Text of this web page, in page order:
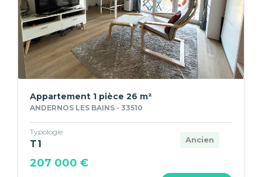
Appartement 1 pièce 26 m²
ANDERNOS LES BAINS - 33510
Ancien
Typologie
T1
207 000 €